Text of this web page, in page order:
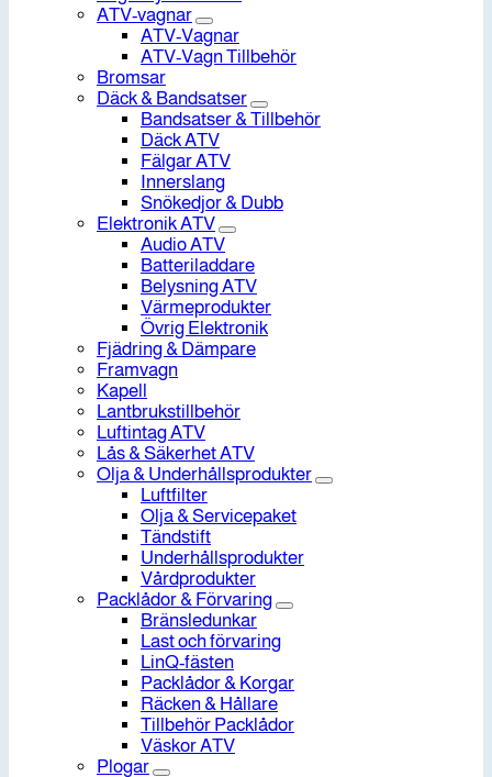
ATV-vagnar
ATV-Vagnar
ATV-Vagn Tillbehör
Bromsar
Däck & Bandsatser
Bandsatser & Tillbehör
Däck ATV
Fälgar ATV
Innerslang
Snökedjor & Dubb
Elektronik ATV
Audio ATV
Batteriladdare
Belysning ATV
Värmeprodukter
Övrig Elektronik
Fjädring & Dämpare
Framvagn
Kapell
Lantbrukstillbehör
Luftintag ATV
Lås & Säkerhet ATV
Olja & Underhållsprodukter
Luftfilter
Olja & Servicepaket
Tändstift
Underhållsprodukter
Vårdprodukter
Packlådor & Förvaring
Bränsledunkar
Last och förvaring
LinQ-fästen
Packlådor & Korgar
Räcken & Hållare
Tillbehör Packlådor
Väskor ATV
Plogar